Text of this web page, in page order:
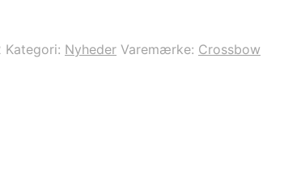
Kategori: Nyheder Varemærke: Crossbow